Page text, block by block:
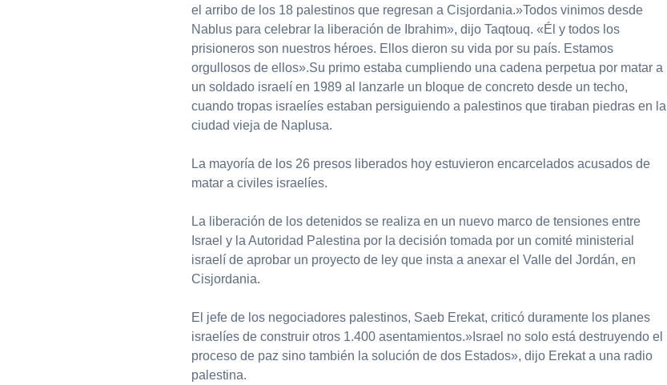
el arribo de los 18 palestinos que regresan a Cisjordania.»Todos vinimos desde
Nablus para celebrar la liberación de Ibrahim», dijo Taqtouq. «Él y todos los
prisioneros son nuestros héroes. Ellos dieron su vida por su país. Estamos
orgullosos de ellos».Su primo estaba cumpliendo una cadena perpetua por matar a
un soldado israelí en 1989 al lanzarle un bloque de concreto desde un techo,
cuando tropas israelíes estaban persiguiendo a palestinos que tiraban piedras en la
ciudad vieja de Naplusa.
La mayoría de los 26 presos liberados hoy estuvieron encarcelados acusados de
matar a civiles israelíes.
La liberación de los detenidos se realiza en un nuevo marco de tensiones entre
Israel y la Autoridad Palestina por la decisión tomada por un comité ministerial
israelí de aprobar un proyecto de ley que insta a anexar el Valle del Jordán, en
Cisjordania.
El jefe de los negociadores palestinos, Saeb Erekat, criticó duramente los planes
israelíes de construir otros 1.400 asentamientos.»Israel no solo está destruyendo el
proceso de paz sino también la solución de dos Estados», dijo Erekat a una radio
palestina.